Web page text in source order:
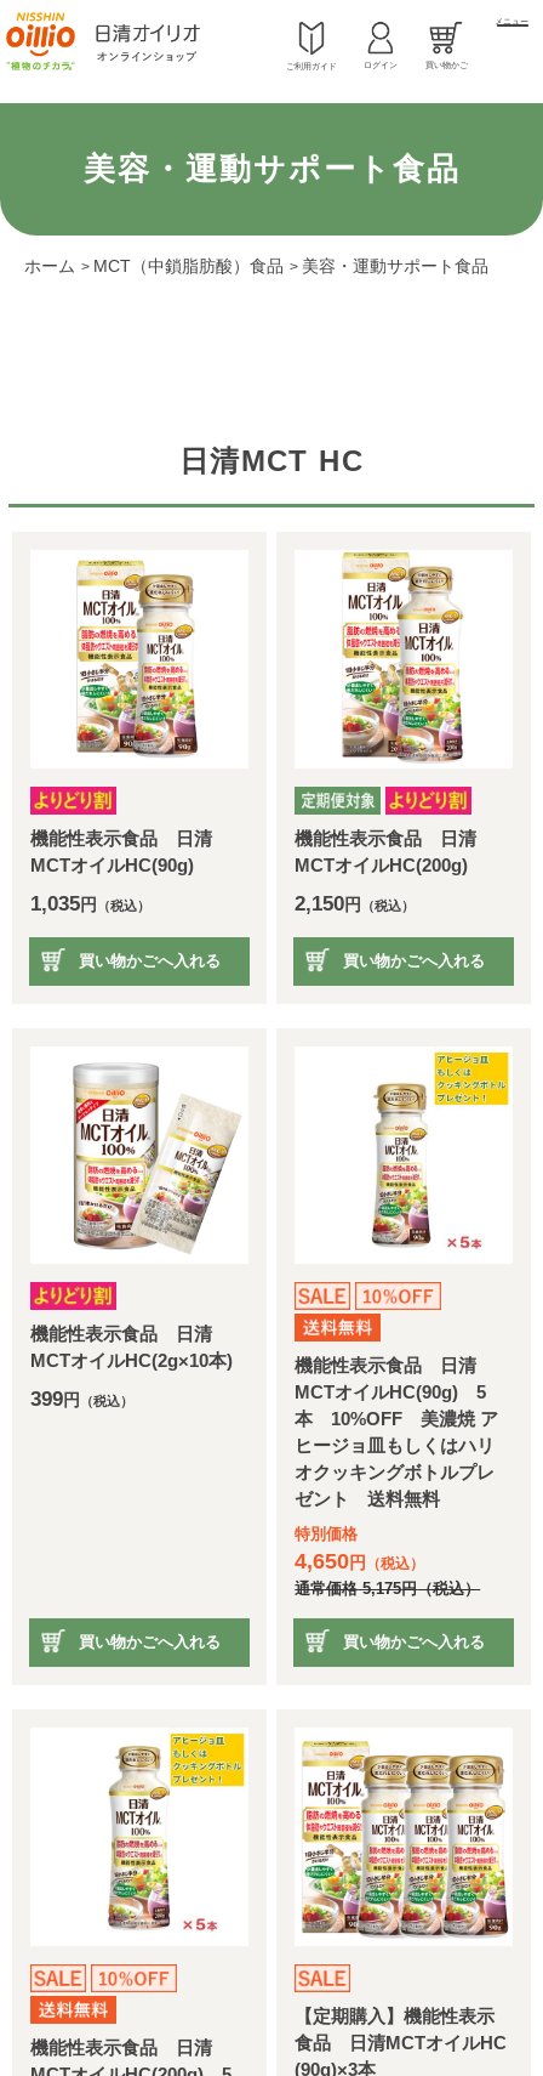
ご利用ガイド ログイン 買い物かご
メニュー
美容・運動サポート食品
日清MCT HC
機能性表示食品 日清
MCTオイルHC(90g)
1,035 円 （税込）
買い物かごへ入れる
機能性表示食品 日清
MCTオイルHC(200g)
2,150 円 （税込）
買い物かごへ入れる
機能性表示食品 日清
MCTオイルHC(2g×10本)
399 円 （税込）
買い物かごへ入れる
機能性表示食品 日清
MCTオイルHC(90g) 5
本 10%OFF 美濃焼 ア
ヒージョ皿もしくはハリ
オクッキングボトルプレ
ゼント 送料無料
特別価格
4,650円 （税込）
通常価格5,175円（税込）
買い物かごへ入れる
機能性表示食品 日清
【定期購入】機能性表示
食品 日清MCTオイルHC
(90g)×3本
ホーム > MCT（中鎖脂肪酸）食品 > 美容・運動サポート食品